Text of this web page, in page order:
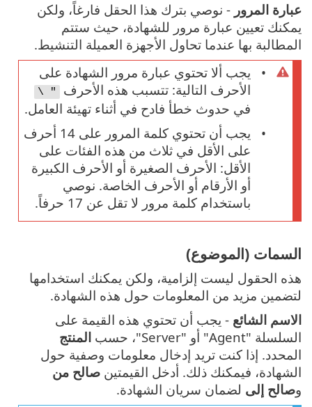
عبارة المرور - نوصي بترك هذا الحقل فارغاً، ولكن
يمكنك تعيين عبارة مرور للشهادة، حيث ستتم
المطالبة بها عندما تحاول الأجهزة العميلة التنشيط.
يجب ألا تحتوي عبارة مرور الشهادة على
الأحرف التالية: تتسبب هذه الأحرف " \
في حدوث خطأ فادح في أثناء تهيئة العامل.
يجب أن تحتوي كلمة المرور على 14 أحرف
على الأقل في ثلاث من هذه الفئات على
الأقل: الأحرف الصغيرة أو الأحرف الكبيرة
أو الأرقام أو الأحرف الخاصة. نوصي
باستخدام كلمة مرور لا تقل عن 17 حرفاً.
السمات (الموضوع)
هذه الحقول ليست إلزامية، ولكن يمكنك استخدامها
لتضمين مزيد من المعلومات حول هذه الشهادة.
الاسم الشائع - يجب أن تحتوي هذه القيمة على
السلسلة "Agent" أو "Server"، حسب
المنتج
المحدد. إذا كنت تريد إدخال معلومات وصفية حول
الشهادة، فيمكنك ذلك. أدخل القيمتين صالح من
وصالح إلى لضمان سريان الشهادة.